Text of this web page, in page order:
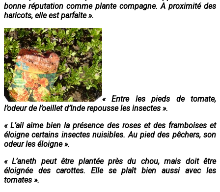
bonne réputation comme plante compagne. A proximité des
haricots, elle est parfaite ».
« Entre les pieds de tomate,
l’odeur de l’oeillet d’Inde repousse les insectes ».
« L’ail aime bien la présence des roses et des framboises et
éloigne certains insectes nuisibles. Au pied des pêchers, son
odeur les éloigne ».
« L’aneth peut être plantée près du chou, mais doit être
éloignée des carottes. Elle se plaît bien aussi avec les
tomates ».